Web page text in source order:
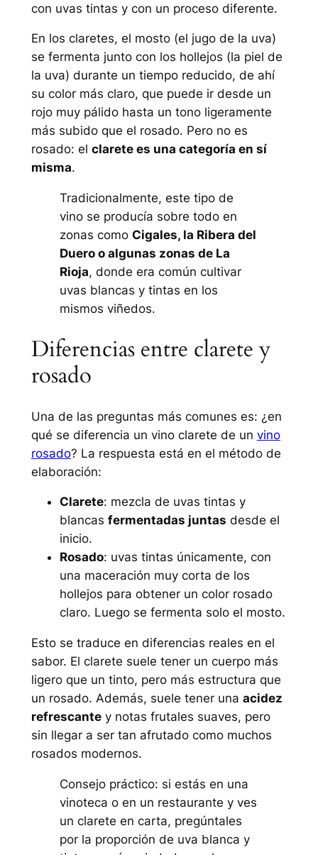
con uvas tintas y con un proceso diferente.
En los claretes, el mosto (el jugo de la uva)
se fermenta junto con los hollejos (la piel de
la uva) durante un tiempo reducido, de ahí
su color más claro, que puede ir desde un
rojo muy pálido hasta un tono ligeramente
más subido que el rosado. Pero no es
rosado: el clarete es una categoría en sí
misma.
Tradicionalmente, este tipo de
vino se producía sobre todo en
zonas como Cigales, la Ribera del
Duero o algunas zonas de La
Rioja, donde era común cultivar
uvas blancas y tintas en los
mismos viñedos.
Diferencias entre clarete y
rosado
Una de las preguntas más comunes es: ¿en
qué se diferencia un vino clarete de un vino
rosado? La respuesta está en el método de
elaboración:
Clarete: mezcla de uvas tintas y
blancas fermentadas juntas desde el
inicio.
Rosado: uvas tintas únicamente, con
una maceración muy corta de los
hollejos para obtener un color rosado
claro. Luego se fermenta solo el mosto.
Esto se traduce en diferencias reales en el
sabor. El clarete suele tener un cuerpo más
ligero que un tinto, pero más estructura que
un rosado. Además, suele tener una acidez
refrescantey notas frutales suaves, pero
sin llegar a ser tan afrutado como muchos
rosados modernos.
Consejo práctico: si estás en una
vinoteca o en un restaurante y ves
un clarete en carta, pregúntales
por la proporción de uva blanca y